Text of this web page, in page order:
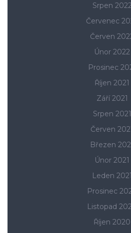
Srpen 2022
Červenec
Červen
Únor 2022
Prosinec
Říjen 2021
Září 2021
Srpen 2021
Červen
Březen
Únor 2021
Leden 2021
Prosinec
Listopad
Říjen 2020